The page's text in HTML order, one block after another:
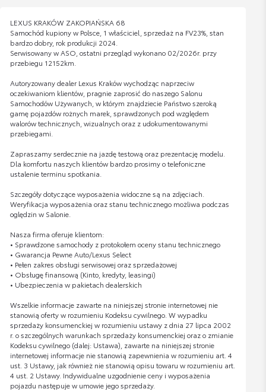
LEXUS KRAKÓW ZAKOPIAŃSKA 68
Samochód kupiony w Polsce, 1 właściciel, sprzedaż na FV23%, stan
bardzo dobry, rok produkcji 2024.
Serwisowany w ASO, ostatni przegląd wykonano 02/2026r. przy
przebiegu 12152km.
Autoryzowany dealer Lexus Kraków wychodząc naprzeciw
oczekiwaniom klientów, pragnie zaprosić do naszego Salonu
Samochodów Używanych, w którym znajdziecie Państwo szeroką
gamę pojazdów rożnych marek, sprawdzonych pod względem
walorów technicznych, wizualnych oraz z udokumentowanymi
przebiegami.
Zapraszamy serdecznie na jazdę testową oraz prezentację modelu.
Dla komfortu naszych klientów bardzo prosimy o telefoniczne
ustalenie terminu spotkania.
Szczegóły dotyczące wyposażenia widoczne są na zdjęciach.
Weryfikacja wyposażenia oraz stanu technicznego możliwa podczas
oględzin w Salonie.
Nasza firma oferuje klientom:
• Sprawdzone samochody z protokołem oceny stanu technicznego
• Gwarancja Pewne Auto/Lexus Select
• Pełen zakres obsługi serwisowej oraz sprzedażowej
• Obsługę finansową (Kinto, kredyty, leasingi)
• Ubezpieczenia w pakietach dealerskich
Wszelkie informacje zawarte na niniejszej stronie internetowej nie
stanowią oferty w rozumieniu Kodeksu cywilnego. W wypadku
sprzedaży konsumenckiej w rozumieniu ustawy z dnia 27 lipca 2002
r. o szczególnych warunkach sprzedaży konsumenckiej oraz o zmianie
Kodeksu cywilnego (dalej: Ustawa), zawarte na niniejszej stronie
internetowej informacje nie stanowią zapewnienia w rozumieniu art. 4
ust. 3 Ustawy, jak również nie stanowią opisu towaru w rozumieniu art.
4 ust. 2 Ustawy. Indywidualne uzgodnienie ceny i wyposażenia
pojazdu następuje w umowie jego sprzedaży.